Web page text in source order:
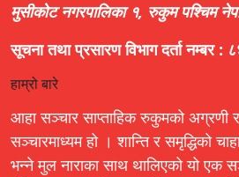
मुसीकोट नगरपालिका १, रुकुम पश्चिम
सूचना तथा प्रसारण विभाग दर्ता नम्बर
हाम्रो बारे
आहा सञ्चार साप्ताहिक रुकुमको अग्रणी र
सञ्चारमाध्यम हो । शान्ति र समृद्धिको
भन्ने मुल नाराका साथ थालिएको यो एक